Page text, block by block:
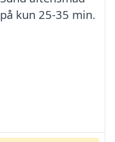
på kun 25-35 min.